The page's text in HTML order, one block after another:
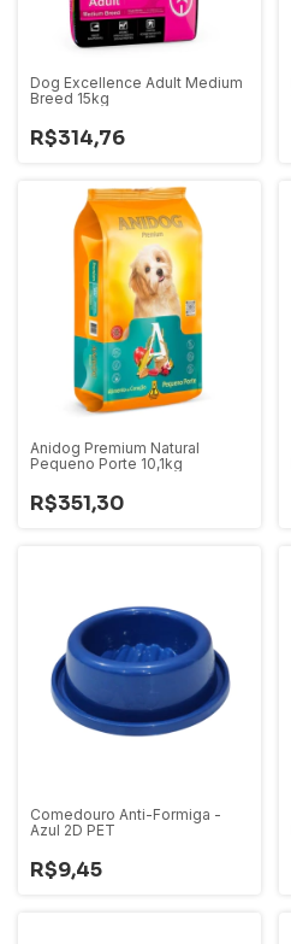
Dog Excellence Adult Medium
Breed 15kg
R$314,76
Anidog Premium Natural
Pequeno Porte 10,1kg
R$351,30
Comedouro Anti-Formiga -
Azul 2D PET
R$9,45